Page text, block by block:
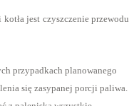
jest czyszczenie przewodu
przypadkach planowanego
się zasypanej porcji paliwa.